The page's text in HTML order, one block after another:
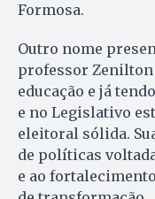
Formosa.
Outro nome
professor Zenilton
educação e já
e no Legislativo
eleitoral sólida.
de políticas
e ao